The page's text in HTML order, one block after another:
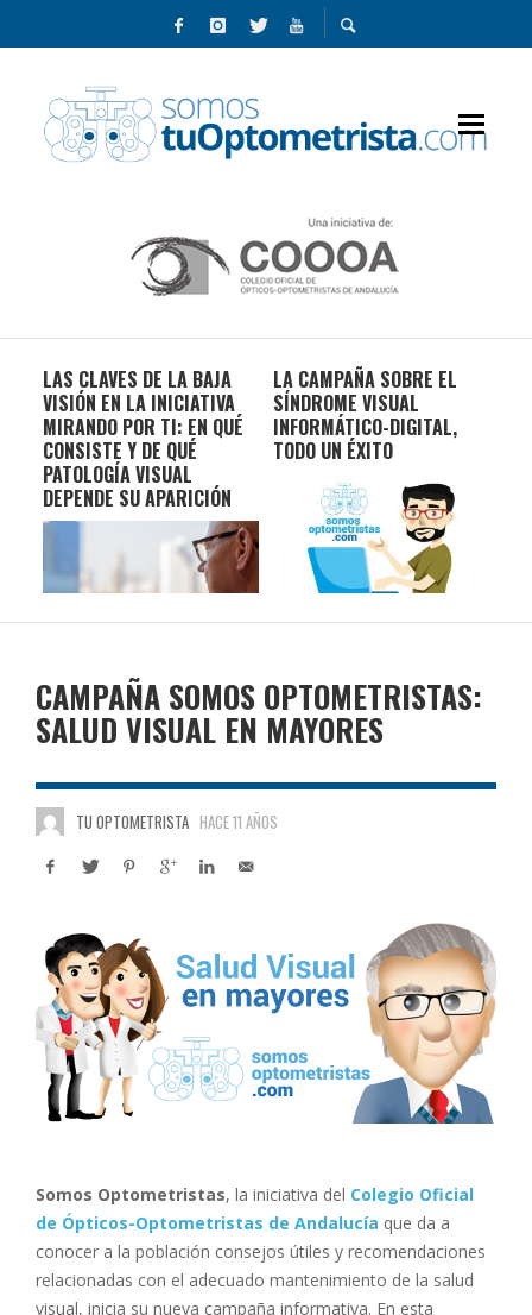
LAS CLAVES DE LA BAJA
VISIÓN EN LA INICIATIVA
MIRANDO POR TI: EN QUÉ
CONSISTE Y DE QUÉ
PATOLOGÍA VISUAL
DEPENDE SU APARICIÓN
LA CAMPAÑA SOBRE EL
SÍNDROME VISUAL
INFORMÁTICO-DIGITAL,
TODO UN ÉXITO
CAMPAÑA SOMOS OPTOMETRISTAS:
SALUD VISUAL EN MAYORES
TU OPTOMETRISTA HACE 11 AÑOS
Somos Optometristas, la iniciativa del Colegio Oficial
de Ópticos-Optometristas de Andalucía que da a
conocer a la población consejos útiles y recomendaciones
relacionadas con el adecuado mantenimiento de la salud
visual, inicia su nueva campaña informativa. En esta